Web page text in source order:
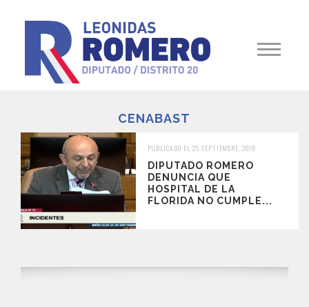
CENABAST
PUBLICADO EL 25 SEPTIEMBRE, 2019
DIPUTADO ROMERO
DENUNCIA QUE
HOSPITAL DE LA
FLORIDA NO CUMPLE...